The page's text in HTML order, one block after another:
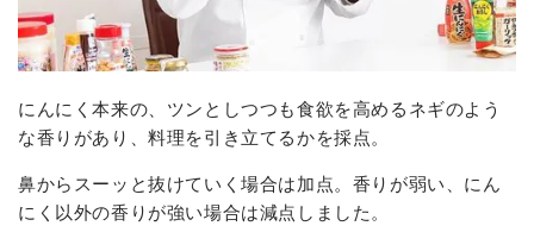
にんにく本来の、ツンとしつつも食欲を高めるネギのよう
な香りがあり、料理を引き立てるかを採点。
鼻からスーッと抜けていく場合は加点。香りが弱い、にん
にく以外の香りが強い場合は減点しました。